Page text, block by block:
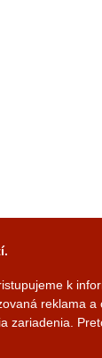
k
reklama
zariadenia.